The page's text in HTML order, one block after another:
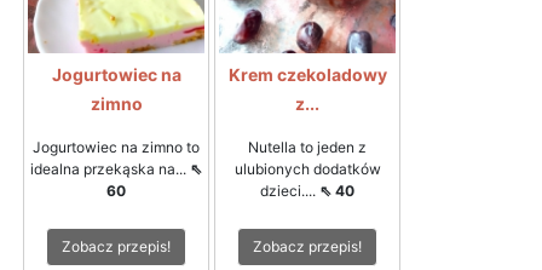
Jogurtowiec na
zimno
Jogurtowiec na zimno to
idealna przekąska na... ⇖
60
Zobacz przepis!
Krem czekoladowy
z...
Nutella to jeden z
ulubionych dodatków
dzieci.... ⇖ 40
Zobacz przepis!